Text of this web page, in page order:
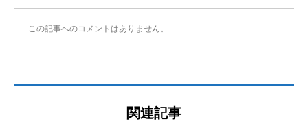
この記事へのコメントはありません。
関連記事